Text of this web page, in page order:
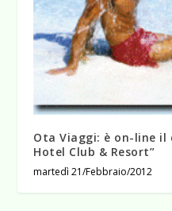
Ota Viaggi: è on-line il
Hotel Club & Resort”
martedì 21/Febbraio/2012